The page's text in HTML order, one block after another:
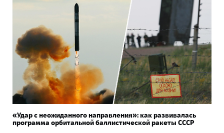
«Удар с неожиданного направления»: как развивалась
программа орбитальной баллистической ракеты СССР